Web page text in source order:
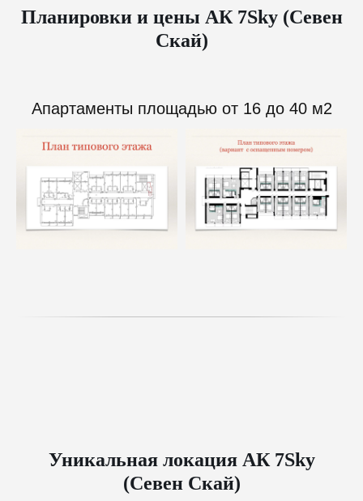
Планировки и цены АК 7Sky (Севен
Скай)
Апартаменты площадью от 16 до 40 м2
Уникальная локация АК 7Sky
(Севен Скай)